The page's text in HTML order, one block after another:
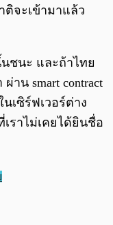
ติจะเข้ามาแล้ว
ชนะ และถ้าไทย
าน smart contract
เซิร์ฟเวอร์ต่าง
ราไม่เคยได้ยินชื่อ